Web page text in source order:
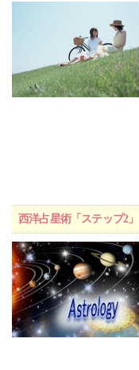
西洋占星術「ステップ2